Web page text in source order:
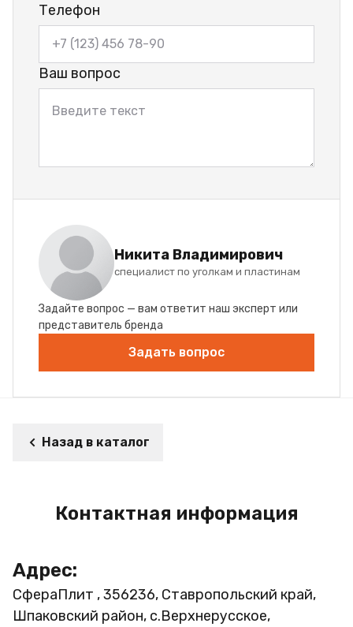
Телефон
Ваш вопрос
Никита Владимирович
специалист по уголкам и пластинам
Задайте вопрос — вам ответит наш эксперт или
представитель бренда
Задать вопрос
Назад в каталог
Контактная информация
Адрес:
СфераПлит , 356236, Ставропольский край,
Шпаковский район, с.Верхнерусское,